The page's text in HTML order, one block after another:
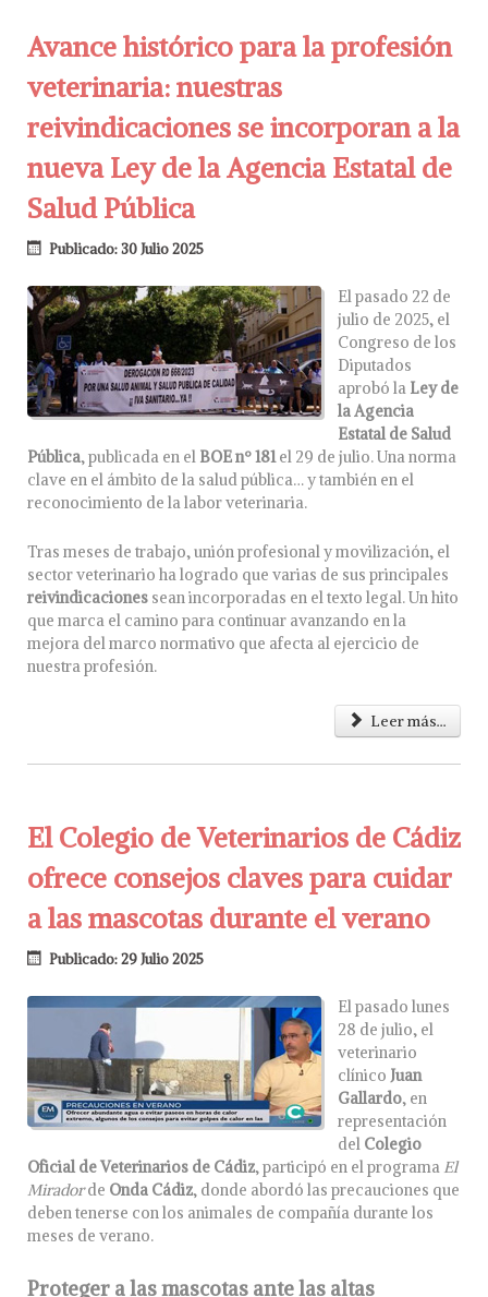
Avance histórico para la profesión
veterinaria: nuestras
reivindicaciones se incorporan a la
nueva Ley de la Agencia Estatal de
Salud Pública
Publicado: 30 Julio 2025
El pasado 22 de
julio de 2025, el
Congreso de los
Diputados
aprobó la Ley de
la Agencia
Estatal de Salud
Pública, publicada en el BOE nº 181el 29 de julio. Una norma
clave en el ámbito de la salud pública… y también en el
reconocimiento de la labor veterinaria.
Tras meses de trabajo, unión profesional y movilización, el
sector veterinario ha logrado que varias de sus principales
reivindicaciones sean incorporadas en el texto legal. Un hito
que marca el camino para continuar avanzando en la
mejora del marco normativo que afecta al ejercicio de
nuestra profesión.
Leer más...
El Colegio de Veterinarios de Cádiz
ofrece consejos claves para cuidar
a las mascotas durante el verano
Publicado: 29 Julio 2025
El pasado lunes
28 de julio, el
veterinario
clínico Juan
Gallardo, en
representación
del Colegio
Oficial de Veterinarios de Cádiz, participó en el programa El
Miradorde Onda Cádiz, donde abordó las precauciones que
deben tenerse con los animales de compañía durante los
meses de verano.
Proteger a las mascotas ante las altas